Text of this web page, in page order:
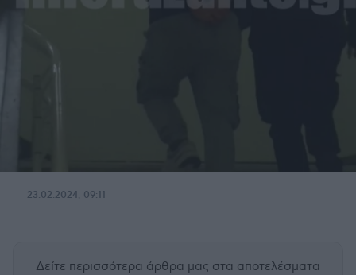
23.02.2024, 09:11
Δείτε περισσότερα άρθρα μας στα αποτελέσματα